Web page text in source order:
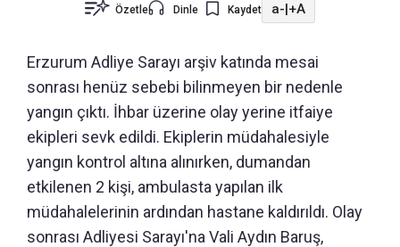
Özetle Dinle Kaydet a-|+A
Erzurum Adliye Sarayı arşiv katında mesai
sonrası henüz sebebi bilinmeyen bir nedenle
yangın çıktı. İhbar üzerine olay yerine itfaiye
ekipleri sevk edildi. Ekiplerin müdahalesiyle
yangın kontrol altına alınırken, dumandan
etkilenen 2 kişi, ambulasta yapılan ilk
müdahalelerinin ardından hastane kaldırıldı. Olay
sonrası Adliyesi Sarayı'na Vali Aydın Baruş,